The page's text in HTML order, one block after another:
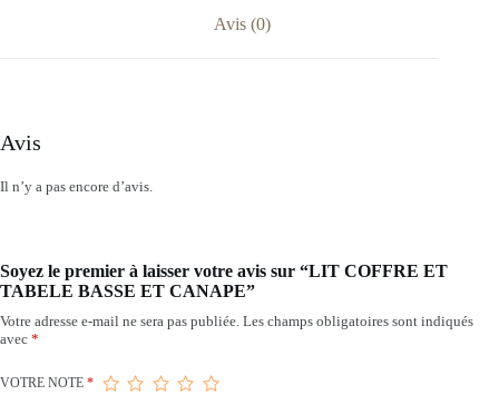
Avis (0)
Avis
Il n’y a pas encore d’avis.
Soyez le premier à laisser votre avis sur “LIT COFFRE ET
TABELE BASSE ET CANAPE”
Votre adresse e-mail ne sera pas publiée. Les champs obligatoires sont indiqués
avec *
VOTRE NOTE *